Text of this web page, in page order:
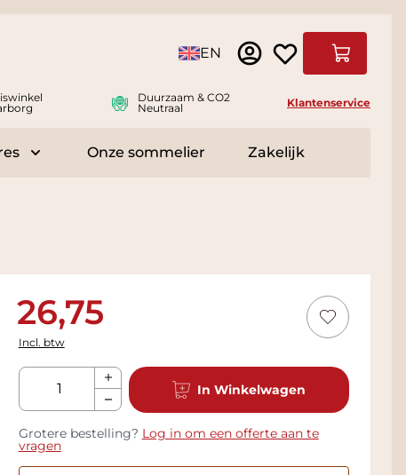
Taal EN
Duurzaam & CO2
Neutraal
Klantenservice
Delicatessen
Toggle submenu for Accessoires
Onze sommelier Zakelijk
26,75
Incl. btw
Aantal
In Winkelwagen
Grotere bestelling? Log in om een offerte aan te
vragen